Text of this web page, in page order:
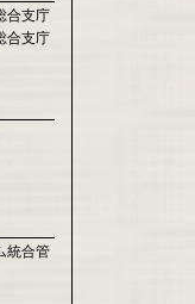
合支庁
合支庁
統合管